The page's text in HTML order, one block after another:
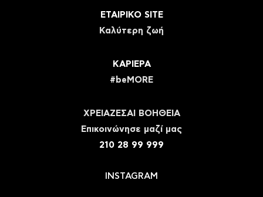
ΕΤΑΙΡΙΚΟ SITE
Καλύτερη ζωή
ΚΑΡΙΕΡΑ
#beMORE
ΧΡΕΙΑΖΕΣΑΙ ΒΟΗΘΕΙΑ
Eπικοινώνησε μαζί μας
210 28 99 999
INSTAGRAM